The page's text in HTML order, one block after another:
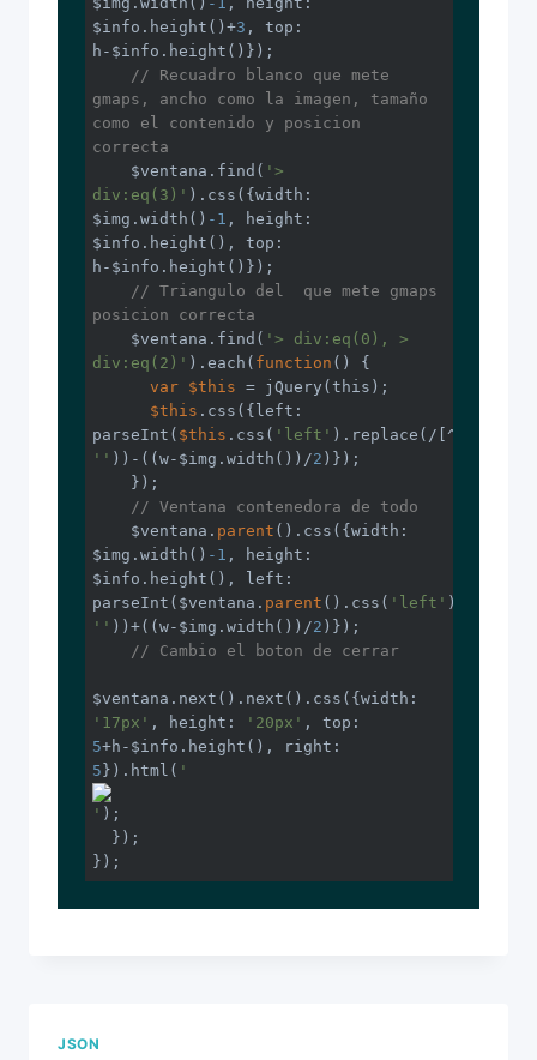
$info.height()+3 , top:
h-$info.height()});
// Recuadro blanco que mete
gmaps, ancho como la imagen, tamaño
como el contenido y posicion
correcta
    $ventana.find(
'>
div:eq(3)' ).css({width:
$img.width() -1 , height:
$info.height(), top:
h-$info.height()});
// Triangulo del  que mete gmaps
posicion correcta
    $ventana.find(
'> div:eq(0), >
div:eq(2)' ).each( function ()
{
var
$this = jQuery(this);
$this .css({left:
parseInt( $this .css( 'left'
'' ))-((w-$img.width())/2 )});
// Ventana contenedora de todo
    $ventana.
parent ().css({width:
$img.width() -1 , height:
$info.height(), left:
parseInt($ventana. parent ().css( 'left'
'' ))+((w-$img.width())/2 )});
// Cambio el boton de cerrar
'17px' , height: '20px'
5
5 }).html( '
' );
});
JSON